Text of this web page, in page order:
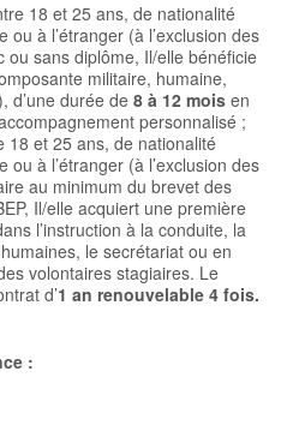
18 et 25 ans, de nationalité
à l’étranger (à l’exclusion des
sans diplôme, Il/elle bénéficie
militaire, humaine,
d’une durée de 8 à 12 mois en
personnalisé ;
18 et 25 ans, de nationalité
à l’étranger (à l’exclusion des
au minimum du brevet des
Il/elle acquiert une première
l’instruction à la conduite, la
le secrétariat ou en
volontaires stagiaires. Le
d’1 an renouvelable 4 fois.
: